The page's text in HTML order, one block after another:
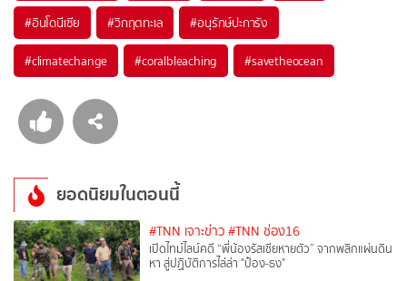
#อินโดนีเซีย #วิกฤตทะเล #อนุรักษ์ปะการัง
#climatechange #coralbleaching #savetheocean
ยอดนิยมในตอนนี้
#TNN เจาะข่าว #TNN ช่อง16
เปิดไทม์ไลน์คดี “พี่น้องรัสเซียหายตัว” จากพลิกแผ่นดิน
หา สู่ปฏิบัติการไล่ล่า "ป๋อง-ธง"